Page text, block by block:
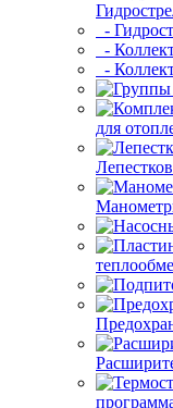
-
-
-
для